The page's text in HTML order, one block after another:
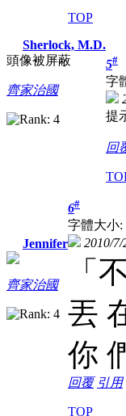
TOP
Sherlock, M.D.
頭像被屏蔽
齊家治國
5#
字
提
回
Jennifer
齊家治國
6#
字體大小:
2010/
「
丟
你
回覆 引用
TOP